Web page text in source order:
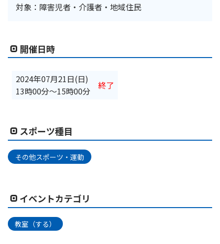
対象：障害児者・介護者・地域住民
開催日時
2024年07月21日(日)
13時00分〜15時00分
終了
スポーツ種目
その他スポーツ・運動
イベントカテゴリ
教室（する）